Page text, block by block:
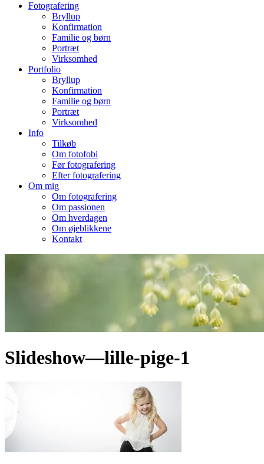
Fotografering
Bryllup
Konfirmation
Familie og børn
Portræt
Virksomhed
Portfolio
Bryllup
Konfirmation
Familie og børn
Portræt
Virksomhed
Info
Tilkøb
Om fotofobi
Før fotografering
Efter fotografering
Om mig
Om fotografering
Om passionen
Om hverdagen
Om øjeblikkene
Kontakt
Slideshow—lille-pige-1